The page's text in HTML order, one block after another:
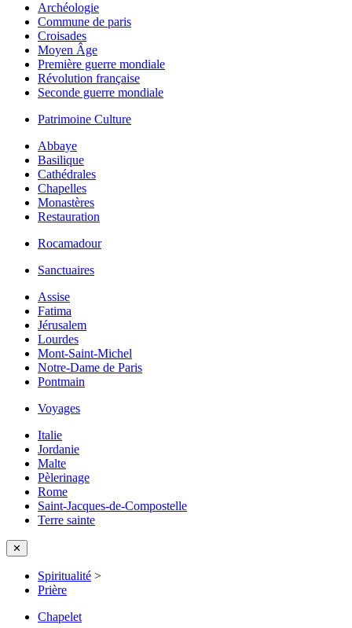
Archéologie
Commune de paris
Croisades
Moyen Âge
Première guerre mondiale
Révolution française
Seconde guerre mondiale
Patrimoine Culture
Abbaye
Basilique
Cathédrales
Chapelles
Monastères
Restauration
Rocamadour
Sanctuaires
Assise
Fatima
Jérusalem
Lourdes
Mont-Saint-Michel
Notre-Dame de Paris
Pontmain
Voyages
Italie
Jordanie
Malte
Pèlerinage
Rome
Saint-Jacques-de-Compostelle
Terre sainte
✕
Spiritualité >
Prière
Chapelet